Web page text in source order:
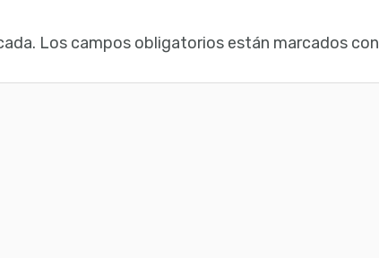
Los campos obligatorios están marcados con